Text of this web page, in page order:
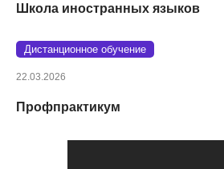
Школа иностранных языков
Дистанционное обучение
22.03.2026
Профпрактикум